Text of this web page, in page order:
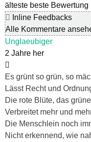
älteste beste Bewertung
Inline Feedbacks
Alle Kommentare
Unglaeubiger
2 Jahre her
Es grünt so grün, so
Lässt Recht und
Die rote Blüte, das
Verbreitet mehr und
Die Menschlein noch
Nicht erkennend, wie